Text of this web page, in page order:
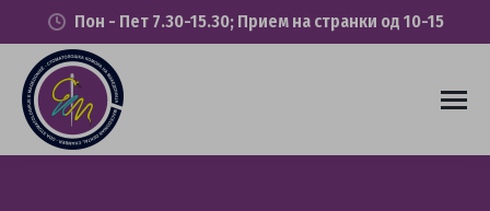
Пон - Пет 7.30-15.30; Прием на странки од 10-15